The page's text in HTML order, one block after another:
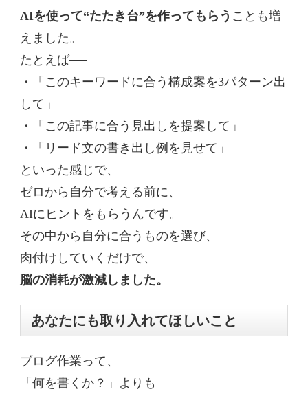
AIを使って“たたき台”を作ってもらう ことも増
えました。
たとえば──
・「このキーワードに合う構成案を3パターン出
して」
・「この記事に合う見出しを提案して」
・「リード文の書き出し例を見せて」
といった感じで、
ゼロから自分で考える前に、
AIにヒントをもらうんです。
その中から自分に合うものを選び、
肉付けしていくだけで、
脳の消耗が激減しました。
あなたにも取り入れてほしいこと
ブログ作業って、
「何を書くか？」よりも